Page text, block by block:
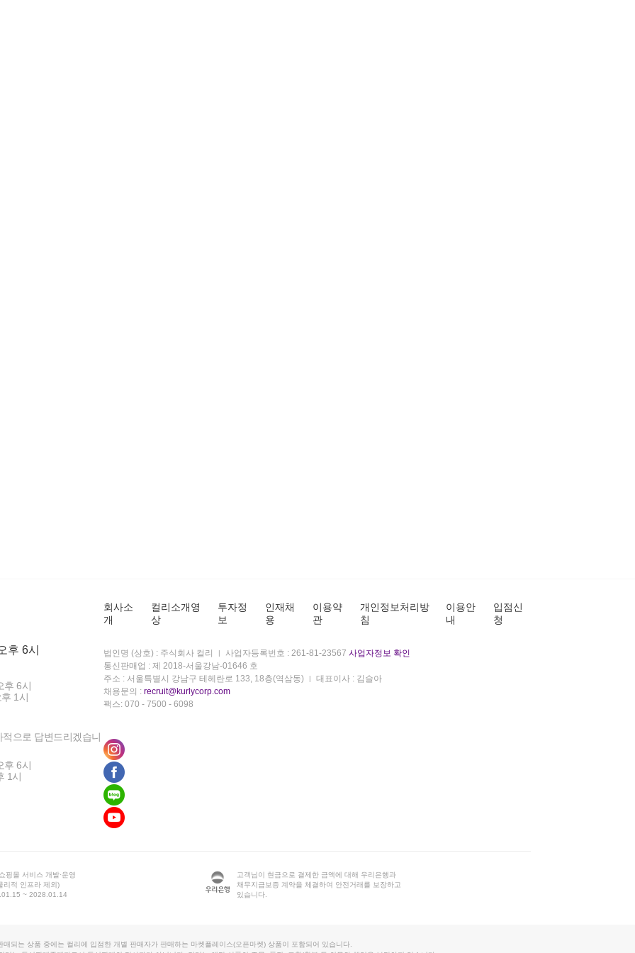
후 6시
후 6시
1시
으로 답변드리겠습니
후 6시
1시
회사소
개
컬리소개영
상
투자정
보
인재채
용
이용약
관
개인정보처리방
침
이용안
내
입점신
청
법인명 (상호) : 주식회사 컬리 사업자등록번호 : 261-81-23567 사업자정보 확인
통신판매업 : 제 2018-서울강남-01646 호
주소 : 서울특별시 강남구 테헤란로 133, 18층(역삼동)
대표이사 : 김슬아
채용문의 : recruit@kurlycorp.com
팩스: 070 - 7500 - 6098
핑몰 서비스 개발·운영
리적 인프라 제외)
~ 2028.01.14
고객님이 현금으로 결제한 금액에 대해 우리은행과
채무지급보증 계약을 체결하여 안전거래를 보장하고
있습니다.
매되는 상품 중에는 컬리에 입점한 개별 판매자가 판매하는 마켓플레이스(오픈마켓) 상품이 포함되어 있습니다.